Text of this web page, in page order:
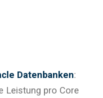
Datenbanken:
Leistung pro Core